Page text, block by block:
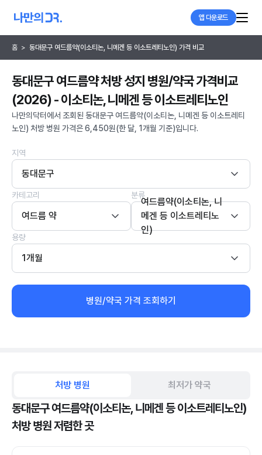
앱 다운로드
홈 > 동대문구 여드름약(이소티논, 니메겐 등 이소트레티노인) 가격 비교
동대문구 여드름약 처방 성지 병원/약국 가격비교
(2026) - 이소티논, 니메겐 등 이소트레티노인
나만의닥터에서 조회된 동대문구 여드름약(이소티논, 니메겐 등 이소트레티
노인) 처방 병원 가격은 6,450원(한 달, 1개월 기준)입니다.
지역
동대문구
카테고리
여드름 약
분류
여드름약(이소티논, 니
메겐 등 이소트레티노
인)
용량
1개월
병원/약국 가격 조회하기
처방 병원 최저가 약국
동대문구 여드름약(이소티논, 니메겐 등 이소트레티노인)
처방 병원 저렴한 곳